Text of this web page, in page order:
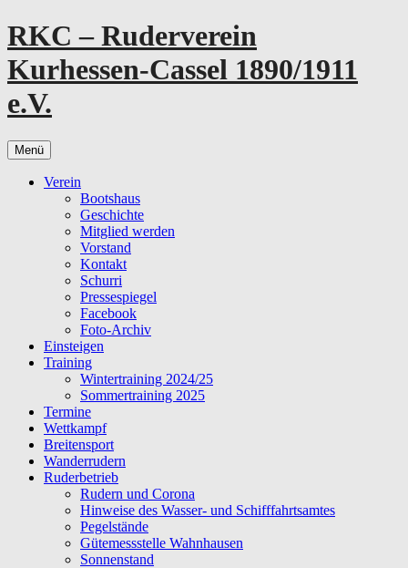
Zum
Inhalt
springen
RKC – Ruderverein
Kurhessen-Cassel 1890/1911
e.V.
Menü
Verein
Bootshaus
Geschichte
Mitglied werden
Vorstand
Kontakt
Schurri
Pressespiegel
Facebook
Foto-Archiv
Einsteigen
Training
Wintertraining 2024/25
Sommertraining 2025
Termine
Wettkampf
Breitensport
Wanderrudern
Ruderbetrieb
Rudern und Corona
Hinweise des Wasser- und Schifffahrtsamtes
Pegelstände
Gütemessstelle Wahnhausen
Sonnenstand